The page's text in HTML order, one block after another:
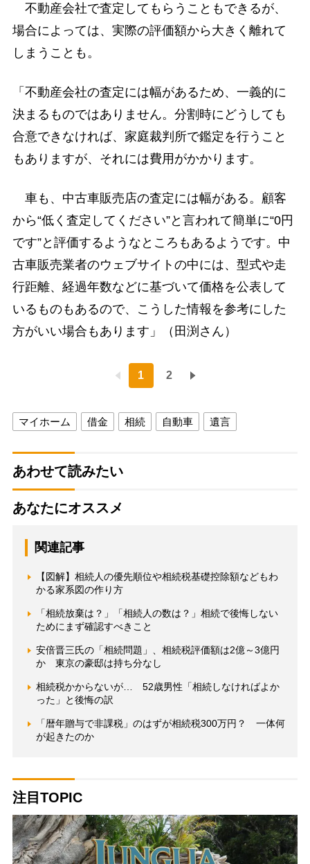
不動産会社で査定してもらうこともできるが、
場合によっては、実際の評価額から大きく離れて
しまうことも。
「不動産会社の査定には幅があるため、一義的に
決まるものではありません。分割時にどうしても
合意できなければ、家庭裁判所で鑑定を行うこと
もありますが、それには費用がかかります。
車も、中古車販売店の査定には幅がある。顧客
から“低く査定してください”と言われて簡単に“0円
です”と評価するようなところもあるようです。中
古車販売業者のウェブサイトの中には、型式や走
行距離、経過年数などに基づいて価格を公表して
いるものもあるので、こうした情報を参考にした
方がいい場合もあります」（田渕さん）
1 2
マイホーム 借金 相続 自動車 遺言
あわせて読みたい
あなたにオススメ
関連記事
【図解】相続人の優先順位や相続税基礎控除額などもわ
かる家系図の作り方
「相続放棄は？」「相続人の数は？」相続で後悔しない
ためにまず確認すべきこと
安倍晋三氏の「相続問題」、相続税評価額は2億～3億円
か 東京の豪邸は持ち分なし
相続税かからないが… 52歳男性「相続しなければよか
った」と後悔の訳
「暦年贈与で非課税」のはずが相続税300万円？ 一体何
が起きたのか
注目TOPIC